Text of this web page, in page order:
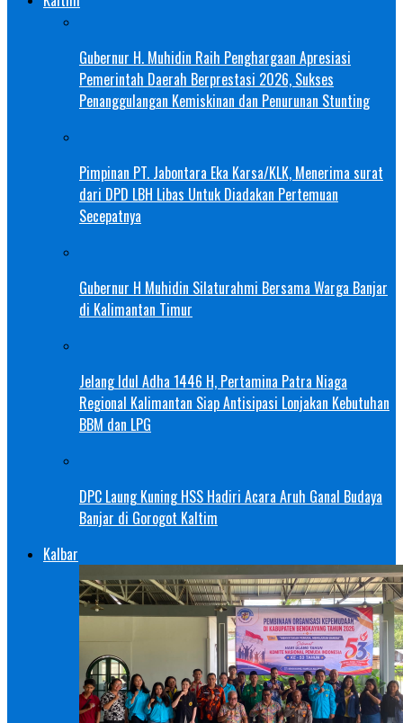
Gubernur H. Muhidin Raih Penghargaan Apresiasi
Pemerintah Daerah Berprestasi 2026, Sukses
Penanggulangan Kemiskinan dan Penurunan Stunting
Pimpinan PT. Jabontara Eka Karsa/KLK, Menerima surat
dari DPD LBH Libas Untuk Diadakan Pertemuan
Secepatnya
Gubernur H Muhidin Silaturahmi Bersama Warga Banjar
di Kalimantan Timur
Jelang Idul Adha 1446 H, Pertamina Patra Niaga
Regional Kalimantan Siap Antisipasi Lonjakan Kebutuhan
BBM dan LPG
DPC Laung Kuning HSS Hadiri Acara Aruh Ganal Budaya
Banjar di Gorogot Kaltim
Kalbar